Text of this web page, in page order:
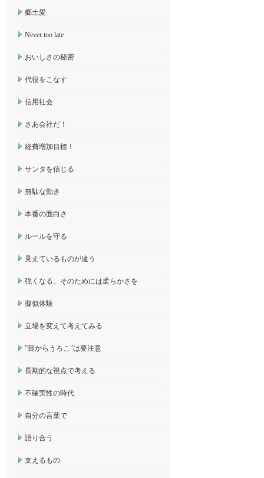
郷土愛
Never too late
おいしさの秘密
代役をこなす
信用社会
さあ会社だ！
経費増加目標！
サンタを信じる
無駄な動き
本番の面白さ
ルールを守る
見えているものが違う
強くなる。そのためには柔らかさを
擬似体験
立場を変えて考えてみる
”目からうろこ”は要注意
長期的な視点で考える
不確実性の時代
自分の言葉で
語り合う
支えるもの